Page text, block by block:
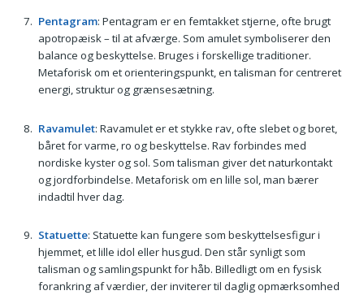
Pentagram: Pentagram er en femtakket stjerne, ofte brugt
apotropæisk – til at afværge. Som amulet symboliserer den
balance og beskyttelse. Bruges i forskellige traditioner.
Metaforisk om et orienteringspunkt, en talisman for centreret
energi, struktur og grænsesætning.
Ravamulet: Ravamulet er et stykke rav, ofte slebet og boret,
båret for varme, ro og beskyttelse. Rav forbindes med
nordiske kyster og sol. Som talisman giver det naturkontakt
og jordforbindelse. Metaforisk om en lille sol, man bærer
indadtil hver dag.
Statuette: Statuette kan fungere som beskyttelsesfigur i
hjemmet, et lille idol eller husgud. Den står synligt som
talisman og samlingspunkt for håb. Billedligt om en fysisk
forankring af værdier, der inviterer til daglig opmærksomhed